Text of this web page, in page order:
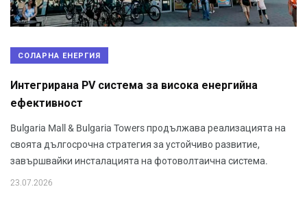
СОЛАРНА ЕНЕРГИЯ
Интегрирана PV система за висока енергийна
ефективност
Bulgaria Mall & Bulgaria Towers продължава реализацията на
своята дългосрочна стратегия за устойчиво развитие,
завършвайки инсталацията на фотоволтаична система.
23.07.2026